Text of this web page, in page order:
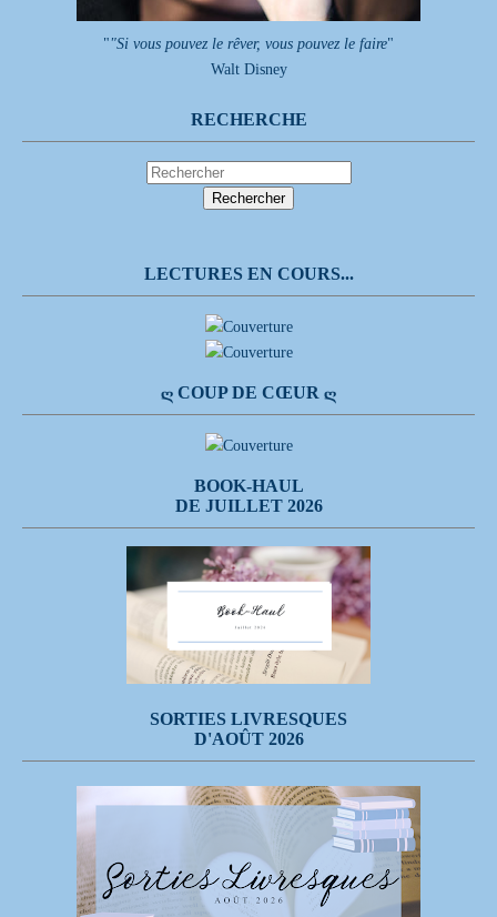
""Si vous pouvez le rêver, vous pouvez le faire"
Walt Disney
RECHERCHE
LECTURES EN COURS...
Ღ COUP DE CŒUR Ღ
BOOK-HAUL
DE JUILLET 2026
SORTIES LIVRESQUES
D'AOÛT 2026